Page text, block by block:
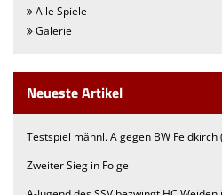
Alle Spiele
Galerie
Neueste Artikel
Testspiel männl. A gegen BW Feldkirch
Zweiter Sieg in Folge